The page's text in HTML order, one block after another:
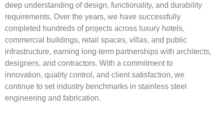
deep understanding of design, functionality, and durability
requirements. Over the years, we have successfully
completed hundreds of projects across luxury hotels,
commercial buildings, retail spaces, villas, and public
infrastructure, earning long-term partnerships with architects,
designers, and contractors. With a commitment to
innovation, quality control, and client satisfaction, we
continue to set industry benchmarks in stainless steel
engineering and fabrication.